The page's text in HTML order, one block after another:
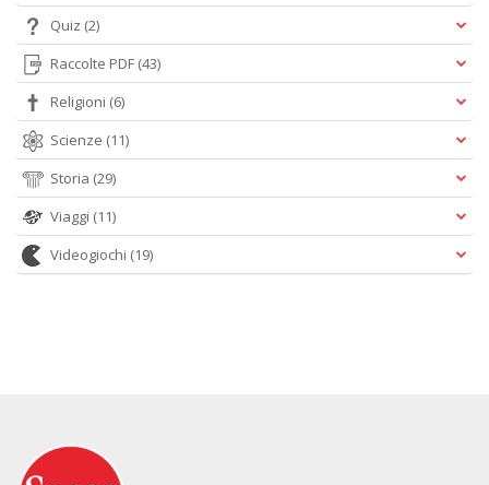
Quiz (2)
Raccolte PDF (43)
Religioni (6)
Scienze (11)
Storia (29)
Viaggi (11)
Videogiochi (19)